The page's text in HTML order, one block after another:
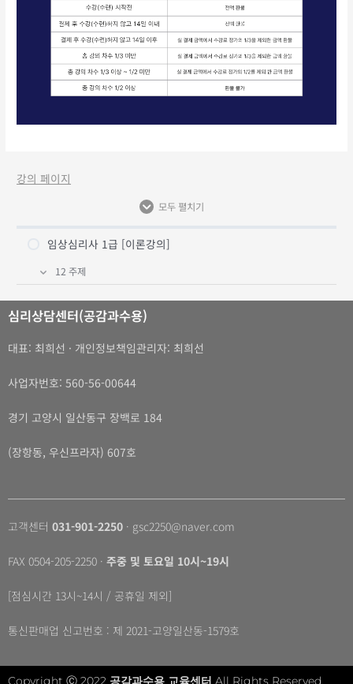
강의 페이지
모두 펼치기
임상심리사 1급 [이론강의]
12 주제
2강 이상심리학의 개념과 심리학 연구방법을 위한 기초 통계학
3강 이상심리학 정신병리학의 실제
5강 심리면담과 자문, 교육 그리고 재활
6강 지능검사의 이론과 실제
8강 다면적 인성검사의 이론과 실제 [MMPI-2/A]
11강 투사검사의 실제 적용 [Rorschach]
12강 신경심리 평가의 이론과 실제 [K-MMSE, MOSK-K, SNSB-
심리상담센터(공감과수용)
대표: 최희선 · 개인정보책임관리자: 최희선
사업자번호: 560-56-00644
경기 고양시 일산동구 장백로 184
(장항동, 우신프라자) 607호
고객센터 031-901-2250 · gsc2250@naver.com
FAX 0504-205-2250 · 주중 및 토요일 10시~19시
[점심시간 13시~14시 / 공휴일 제외]
통신판매업 신고번호 : 제 2021-고양일산동-1579호